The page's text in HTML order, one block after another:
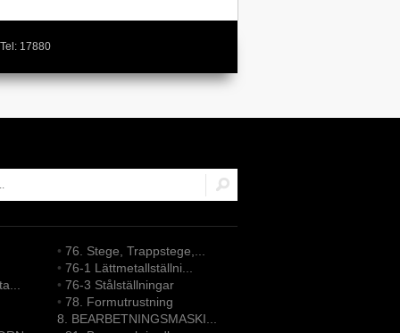
17880
• 76. Stege, Trappstege,...
• 76-1 Lättmetallställni...
• 76-3 Stålställningar
• 78. Formutrustning
8. BEARBETNINGSMASKI...